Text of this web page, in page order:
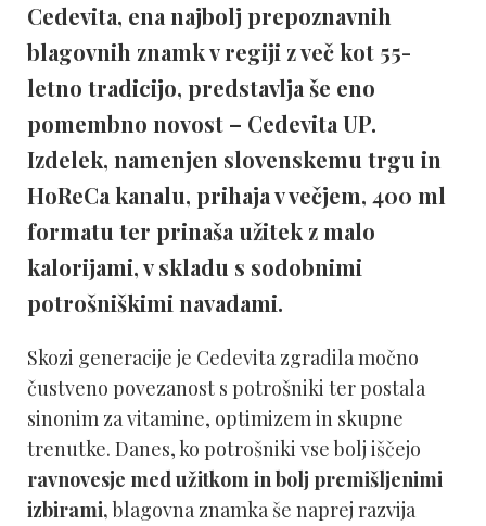
Cedevita, ena najbolj prepoznavnih
blagovnih znamk v regiji z več kot 55-
letno tradicijo, predstavlja še eno
pomembno novost – Cedevita UP.
Izdelek, namenjen slovenskemu trgu in
HoReCa kanalu, prihaja v večjem, 400 ml
formatu ter prinaša užitek z malo
kalorijami, v skladu s sodobnimi
potrošniškimi navadami.
Skozi generacije je Cedevita zgradila močno
čustveno povezanost s potrošniki ter postala
sinonim za vitamine, optimizem in skupne
trenutke. Danes, ko potrošniki vse bolj iščejo
ravnovesje med užitkom in bolj premišljenimi
izbirami,blagovna znamka še naprej razvija